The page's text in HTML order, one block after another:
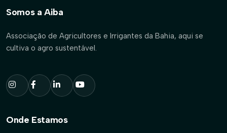
Somos a Aiba
Associação de Agricultores e Irrigantes da Bahia, aqui se
cultiva o agro sustentável.
Onde Estamos